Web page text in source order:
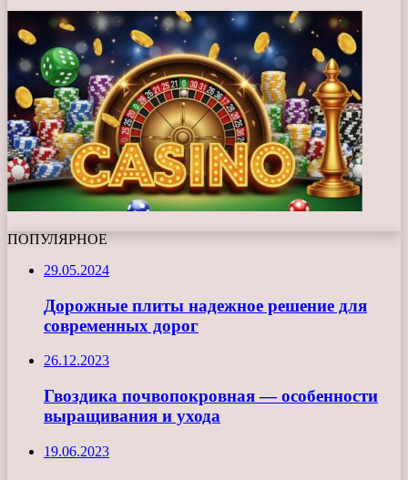
ПОПУЛЯРНОЕ
29.05.2024
Дорожные плиты надежное решение для
современных дорог
26.12.2023
Гвоздика почвопокровная — особенности
выращивания и ухода
19.06.2023